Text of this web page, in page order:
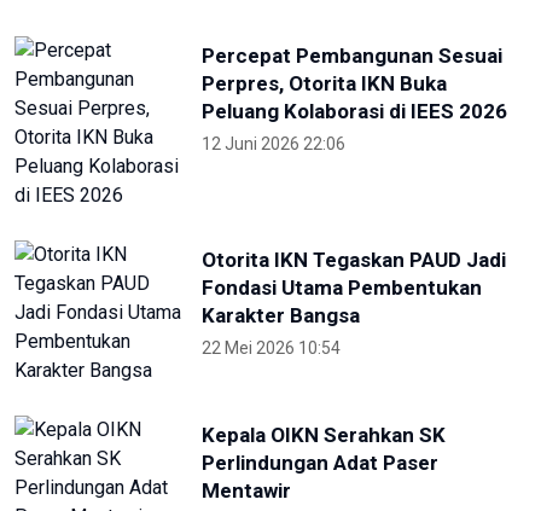
Percepat Pembangunan Sesuai
Perpres, Otorita IKN Buka
Peluang Kolaborasi di IEES 2026
12 Juni 2026 22:06
Otorita IKN Tegaskan PAUD Jadi
Fondasi Utama Pembentukan
Karakter Bangsa
22 Mei 2026 10:54
Kepala OIKN Serahkan SK
Perlindungan Adat Paser
Mentawir